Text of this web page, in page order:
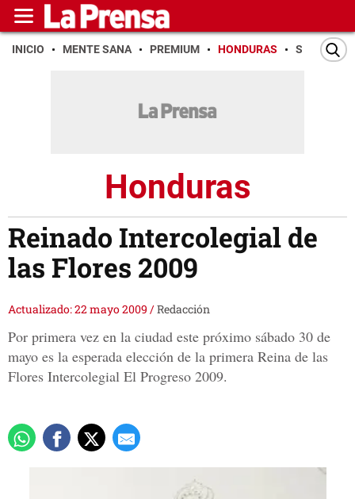
INICIO MENTE SANA PREMIUM HONDURAS SAN PEDRO
Honduras
Reinado Intercolegial de
las Flores 2009
Actualizado: 22 mayo 2009 /Redacción
Por primera vez en la ciudad este próximo sábado 30 de
mayo es la esperada elección de la primera Reina de las
Flores Intercolegial El Progreso 2009.